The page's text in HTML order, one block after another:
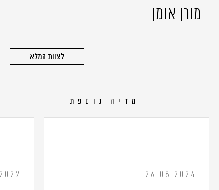
מורן אומן
לצוות המלא
מדיה נוספת
26.08.2024